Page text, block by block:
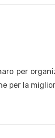
per
per la